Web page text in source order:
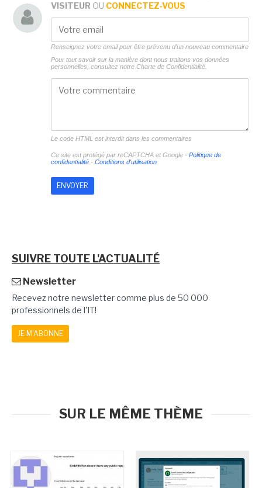
VISITEUR OU CONNECTEZ-VOUS
Renseignez votre email pour être prévenu d'un nouveau commentaire
Pour tout savoir sur la manière dont nous traitons vos données
personnelles, consultez notre Charte de Confidentialité.
Le code HTML est interdit dans les commentaires
Ce site est protégé par reCAPTCHA et Google - Politique de
confidentialité- Conditions d'utilisation
SUIVRE TOUTE L'ACTUALITÉ
Newsletter
Recevez notre newsletter comme plus de 50 000
professionnels de l'IT!
JE M'ABONNE
SUR LE MÊME THÈME